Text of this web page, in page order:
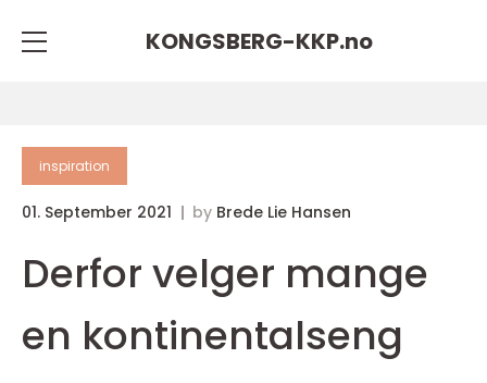
KONGSBERG-KKP.no
inspiration
01. September 2021 by Brede Lie Hansen
Derfor velger mange
en kontinentalseng